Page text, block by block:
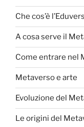
Che cos’è
A cosa serve il
Come entrare nel
Metaverso e arte
Evoluzione del
Le origini del